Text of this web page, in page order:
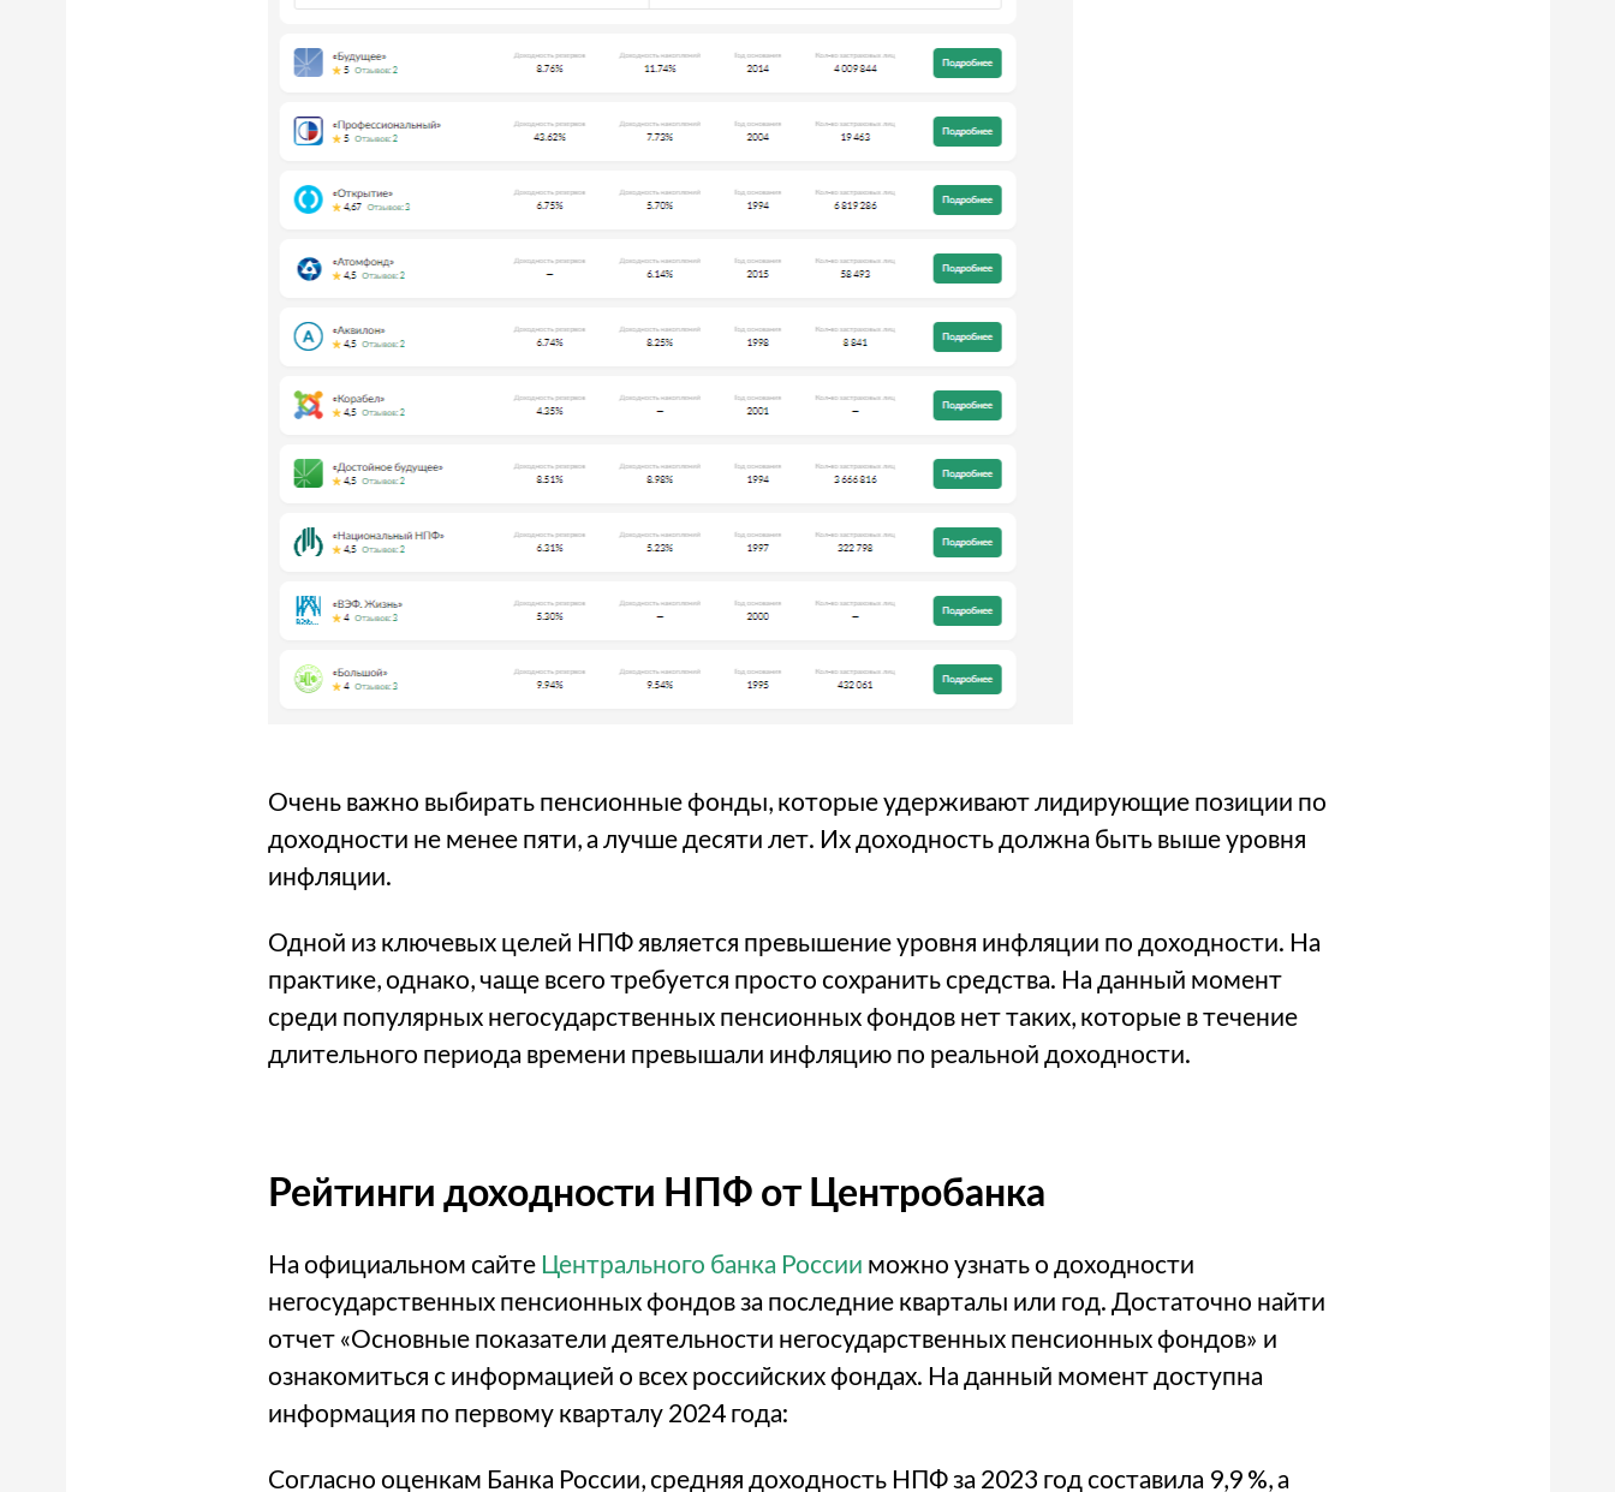
Очень важно выбирать пенсионные фонды, которые удерживают лидирующие позиции по
доходности не менее пяти, а лучше десяти лет. Их доходность должна быть выше уровня
инфляции.
Одной из ключевых целей НПФ является превышение уровня инфляции по доходности. На
практике, однако, чаще всего требуется просто сохранить средства. На данный момент
среди популярных негосударственных пенсионных фондов нет таких, которые в течение
длительного периода времени превышали инфляцию по реальной доходности.
Рейтинги доходности НПФ от Центробанка
На официальном сайте Центрального банка России можно узнать о доходности
негосударственных пенсионных фондов за последние кварталы или год. Достаточно найти
отчет «Основные показатели деятельности негосударственных пенсионных фондов» и
ознакомиться с информацией о всех российских фондах. На данный момент доступна
информация по первому кварталу 2024 года:
Согласно оценкам Банка России, средняя доходность НПФ за 2023 год составила 9,9 %, а